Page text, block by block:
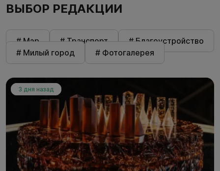
ВЫБОР РЕДАКЦИИ
# Мэр # Транспорт
# Благоустройство
# Милый город
# Фотогалерея
3 дня назад